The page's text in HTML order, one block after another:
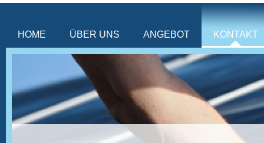
HOME ÜBER UNS ANGEBOT KONTAKT